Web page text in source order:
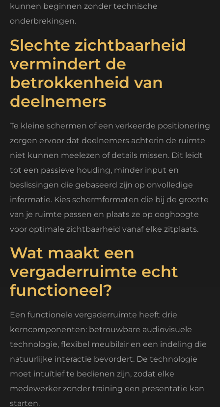
kunnen beginnen zonder technische
onderbrekingen.
Slechte zichtbaarheid
vermindert de
betrokkenheid van
deelnemers
Te kleine schermen of een verkeerde positionering
zorgen ervoor dat deelnemers achterin de ruimte
niet kunnen meelezen of details missen. Dit leidt
tot een passieve houding, minder input en
beslissingen die gebaseerd zijn op onvolledige
informatie. Kies schermformaten die bij de grootte
van je ruimte passen en plaats ze op ooghoogte
voor optimale zichtbaarheid vanaf elke zitplaats.
Wat maakt een
vergaderruimte echt
functioneel?
Een functionele vergaderruimte heeft drie
kerncomponenten: betrouwbare audiovisuele
technologie, flexibel meubilair en een indeling die
natuurlijke interactie bevordert. De technologie
moet intuïtief te bedienen zijn, zodat elke
medewerker zonder training een presentatie kan
starten.